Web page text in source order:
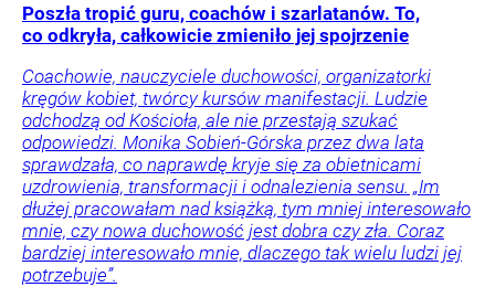
Poszła tropić guru, coachów i szarlatanów. To,
co odkryła, całkowicie zmieniło jej spojrzenie
Coachowie, nauczyciele duchowości, organizatorki
kręgów kobiet, twórcy kursów manifestacji. Ludzie
odchodzą od Kościoła, ale nie przestają szukać
odpowiedzi. Monika Sobień-Górska przez dwa lata
sprawdzała, co naprawdę kryje się za obietnicami
uzdrowienia, transformacji i odnalezienia sensu. „Im
dłużej pracowałam nad książką, tym mniej interesowało
mnie, czy nowa duchowość jest dobra czy zła. Coraz
bardziej interesowało mnie, dlaczego tak wielu ludzi jej
potrzebuje”.